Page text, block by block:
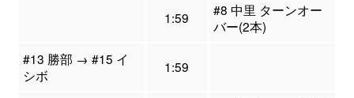
1:59
#8 中里 ターンオー
バー(2本)
#13 勝部 → #15 イ
シボ
1:59